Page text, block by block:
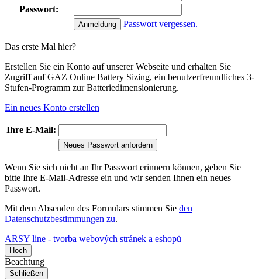
Passwort:
Passwort vergessen.
Das erste Mal hier?
Erstellen Sie ein Konto auf unserer Webseite und erhalten Sie
Zugriff auf GAZ Online Battery Sizing, ein benutzerfreundliches 3-
Stufen-Programm zur Batteriedimensionierung.
Ein neues Konto erstellen
Ihre E-Mail:
Neues Passwort anfordern
Wenn Sie sich nicht an Ihr Passwort erinnern können, geben Sie
bitte Ihre E-Mail-Adresse ein und wir senden Ihnen ein neues
Passwort.
Mit dem Absenden des Formulars stimmen Sie den
Datenschutzbestimmungen zu.
ARSY line - tvorba webových stránek a eshopů
Hoch
Beachtung
Schließen